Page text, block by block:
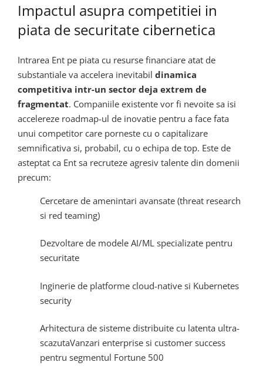
Impactul asupra competitiei in
piata de securitate cibernetica
Intrarea Ent pe piata cu resurse financiare atat de
substantiale va accelera inevitabil dinamica
competitiva intr-un sector deja extrem de
fragmentat. Companiile existente vor fi nevoite sa isi
accelereze roadmap-ul de inovatie pentru a face fata
unui competitor care porneste cu o capitalizare
semnificativa si, probabil, cu o echipa de top. Este de
asteptat ca Ent sa recruteze agresiv talente din domenii
precum:
Cercetare de amenintari avansate (threat research
si red teaming)
Dezvoltare de modele AI/ML specializate pentru
securitate
Inginerie de platforme cloud-native si Kubernetes
security
Arhitectura de sisteme distribuite cu latenta ultra-
scazutaVanzari enterprise si customer success
pentru segmentul Fortune 500